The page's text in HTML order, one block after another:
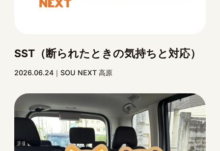
SST（断られたときの気持ちと対応）
2026.06.24 SOU NEXT 高原